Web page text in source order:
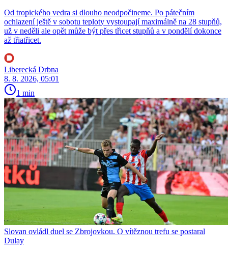
Od tropického vedra si dlouho neodpočineme. Po pátečním
ochlazení ještě v sobotu teploty vystoupají maximálně na 28 stupňů,
už v neděli ale opět může být přes třicet stupňů a v pondělí dokonce
až třiatřicet.
Liberecká Drbna
8. 8. 2026, 05:01
1 min
Slovan ovládl duel se Zbrojovkou. O vítěznou trefu se postaral
Dulay